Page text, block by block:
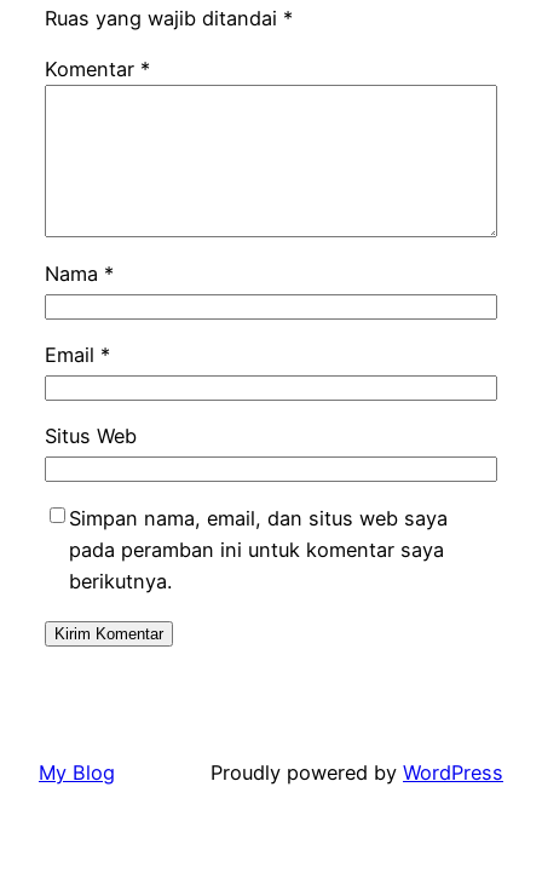
Ruas yang wajib ditandai *
Komentar *
Nama *
Email *
Situs Web
Simpan nama, email, dan situs web saya
pada peramban ini untuk komentar saya
berikutnya.
My Blog Proudly powered by WordPress